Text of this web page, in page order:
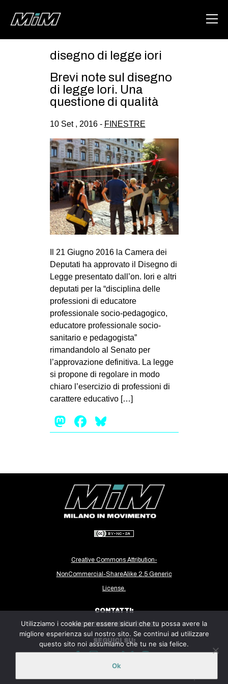
HOME
ABOUT
AREA
DEGENERAZIONE
GAZA FREESTYLE
CSOA LAMBRETTA
MSM
STUDENTI TSUNAMI
ZAM
MILANO
MOBILITAZIONI
SPAZI
SPORT POPOLARE
MOVIMENTI
AMBIENTE
ANTIFASCISMO
DIRITTO ALL’ABITARE
GENERI
MIGRAZIONI
REPRESSIONE
ARTE
CINEMA
MANIFESTI
MUSICA
INTERNAZIONALE
AFRICA
AMERICHE
ESTREMO ORIENTE
EUROPA
MONDO
disegno di legge iori
Brevi note sul disegno
di legge Iori. Una
questione di qualità
10 Set , 2016 - FINESTRE
Il 21 Giugno 2016 la Camera dei
Deputati ha approvato il Disegno di
Legge presentato dall’on. Iori e altri
deputati per la “disciplina delle
professioni di educatore
professionale socio-pedagogico,
educatore professionale socio-
sanitario e pedagogista”
rimandandolo al Senato per
l’approvazione definitiva. La legge
si propone di regolare in modo
chiaro l’esercizio di professioni di
carattere educativo […]
Mastodon
Facebook
Creative Commons Attribution-
NonCommercial-ShareAlike 2.5 Generic
License.
CONTATTI:
milanoinmovimento@gmail.com
SEGUICI SU:
Utilizziamo i cookie per essere sicuri che tu possa avere la
migliore esperienza sul nostro sito. Se continui ad utilizzare
questo sito noi assumiamo che tu ne sia felice.
Ok